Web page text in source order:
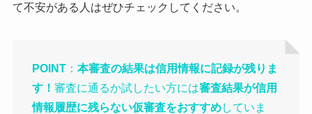
て不安がある人はぜひチェックしてください。
POINT： 本審査の結果は信用情報に記録が残りま
す！ 審査に通るか試したい方には審査結果が信用
情報履歴に残らない仮審査をおすすめしていま